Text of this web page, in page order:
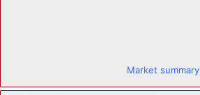
Market summary